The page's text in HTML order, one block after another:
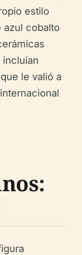
estilo
azul cobalto
incluían
le valió a